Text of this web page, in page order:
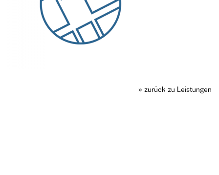
» zurück zu Leistungen